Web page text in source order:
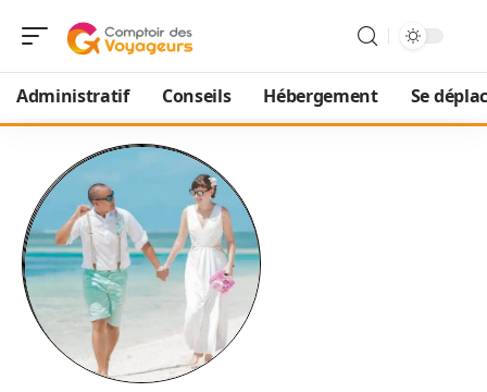
Administratif Conseils Hébergement Se